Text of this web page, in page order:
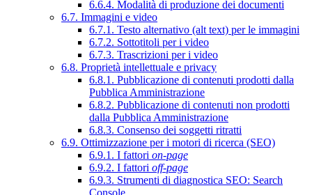
6.6.4. Modalità di produzione dei documenti
6.7. Immagini e video
6.7.1. Testo alternativo (alt text) per le immagini
6.7.2. Sottotitoli per i video
6.7.3. Trascrizioni per i video
6.8. Proprietà intellettuale e privacy
6.8.1. Pubblicazione di contenuti prodotti dalla
Pubblica Amministrazione
6.8.2. Pubblicazione di contenuti non prodotti
dalla Pubblica Amministrazione
6.8.3. Consenso dei soggetti ritratti
6.9. Ottimizzazione per i motori di ricerca (SEO)
6.9.1. I fattori on-page
6.9.2. I fattori off-page
6.9.3. Strumenti di diagnostica SEO: Search
Console